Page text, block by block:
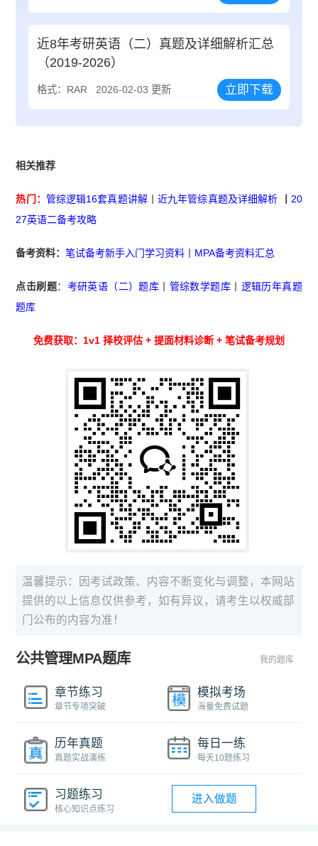
近8年考研英语（二）真题及详细解析汇总
（2019-2026）
格式：RAR 2026-02-03 更新 立即下载
相关推荐
热门： 管综逻辑16套真题讲解丨近九年管综真题及详细解析
20
27英语二备考攻略
备考资料：笔试备考新手入门学习资料 MPA备考资料汇总
点击刷题： 考研英语（二）题库 管综数学题库
逻辑历年真题
题库
免费获取：1v1 择校评估 + 提面材料诊断 + 笔试备考规划
温馨提示：因考试政策、内容不断变化与调整，本网站
提供的以上信息仅供参考，如有异议，请考生以权威部
门公布的内容为准！
公共管理MPA题库 我的题库
章节练习
章节专项突破
模拟考场
海量免费试题
历年真题
真题实战演练
每日一练
每天10题练习
习题练习
核心知识点练习
进入做题